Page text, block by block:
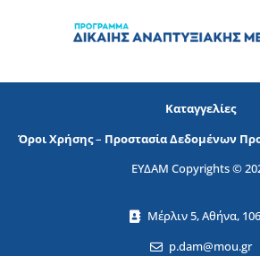
Καταγγελίες
Όροι Χρήσης– Προστασία Δεδομένων
ΕΥΔΑΜ Copyrights ©
Μέρλιν 5, Αθήνα,
p.dam@mou.gr